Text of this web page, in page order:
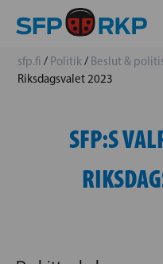
sfp.fi / Politik/ Beslut &
Riksdagsvalet 2023
SFP:S